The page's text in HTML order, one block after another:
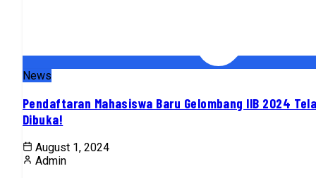
News
Pendaftaran Mahasiswa Baru Gelombang IIB 2024
Dibuka!
August 1, 2024
Admin